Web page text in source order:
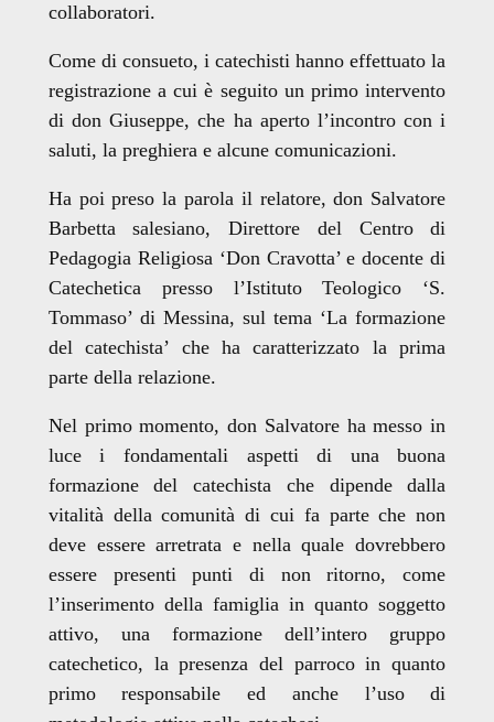
collaboratori.
Come di consueto, i catechisti hanno effettuato la
registrazione a cui è seguito un primo intervento
di don Giuseppe, che ha aperto l’incontro coni
saluti, la preghiera ealcunecomunicazioni.
Ha poi preso la parola il relatore, don Salvatore
Barbetta salesiano, Direttore del Centro di
Pedagogia Religiosa ‘Don Cravotta’ e docente di
Catechetica presso l’Istituto Teologico ‘S.
Tommaso’ di Messina, sul tema ‘La formazione
del catechista’ che ha caratterizzato la prima
parte della relazione.
Nel primo momento, don Salvatore ha messo in
luce i fondamentali aspetti di una buona
formazione del catechista che dipende dalla
vitalità della comunità di cui fa parte che non
deve essere arretrata e nella quale dovrebbero
essere presenti punti di non ritorno, come
l’inserimento della famiglia in quanto soggetto
attivo, una formazione dell’intero gruppo
catechetico, la presenza del parroco in quanto
primo responsabileed anche l’uso di